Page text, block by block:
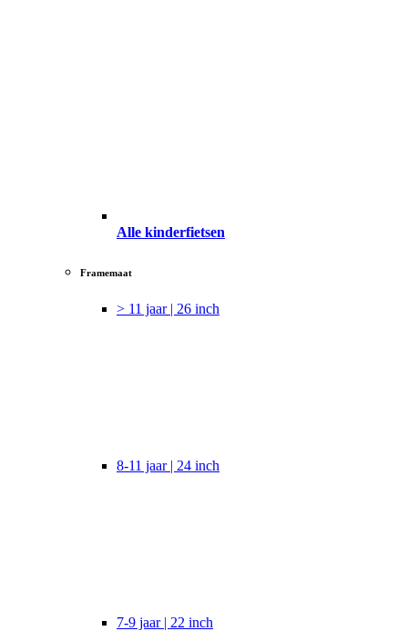
Alle kinderfietsen
Framemaat
> 11 jaar | 26 inch
8-11 jaar | 24 inch
7-9 jaar | 22 inch